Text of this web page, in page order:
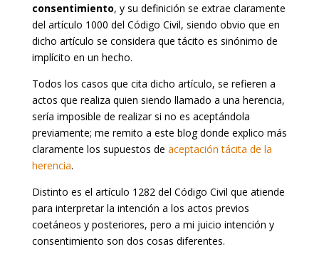
consentimiento, y su definición se extrae claramente
del artículo 1000 del Código Civil, siendo obvio que en
dicho artículo se considera que tácito es sinónimo de
implícito en un hecho.
Todos los casos que cita dicho artículo, se refieren a
actos que realiza quien siendo llamado a una herencia,
sería imposible de realizar si no es aceptándola
previamente; me remito a este blog donde explico más
claramente los supuestos de aceptación tácita de la
herencia.
Distinto es el artículo 1282 del Código Civil que atiende
para interpretar la intención a los actos previos
coetáneos y posteriores, pero a mi juicio intención y
consentimiento son dos cosas diferentes.